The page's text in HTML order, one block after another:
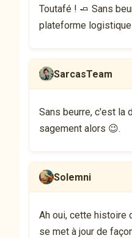
Toutafé ! 🧈 Sans
plateforme
SarcasTeam
Sans beurre, c'est la
sagement alors 😉.
Solemni
Ah oui, cette histoire
se met à jour de